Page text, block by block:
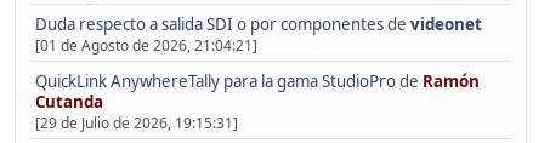
Duda respecto a salida SDI o por componentesde videonet
[01 de Agosto de 2026, 21:04:21]
QuickLink AnywhereTally para la gama StudioProde Ramón
Cutanda
[29 de Julio de 2026, 19:15:31]